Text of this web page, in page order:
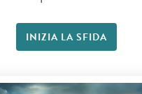
INIZIA LA SFIDA